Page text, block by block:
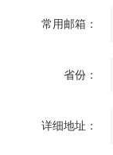
常用邮箱：
省份：
详细地址：